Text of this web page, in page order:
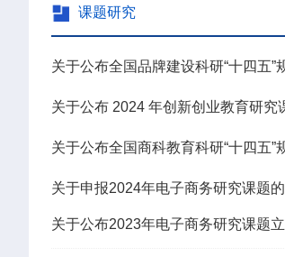
课题研究
关于公布全国品牌建设科研“十四五
关于公布 2024 年创新创业教育研究
关于公布全国商科教育科研“十四五
关于申报2024年电子商务研究课题
关于公布2023年电子商务研究课题